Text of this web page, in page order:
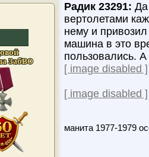
Радик 23291: Да
вертолетами
нему и
машина в это
пользовались.
[ image disabled ]
[ image disabled ]
манита 1977-1979